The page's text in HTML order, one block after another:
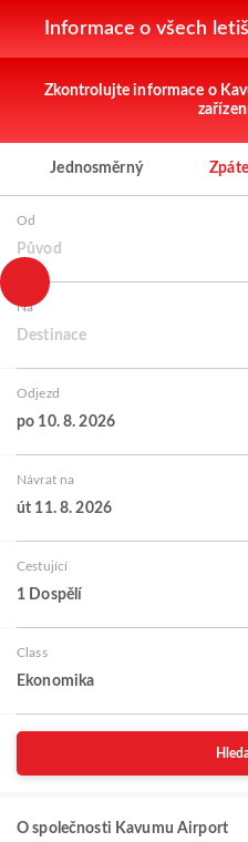
Informace o všech
Zkontrolujte informace o
Jednosměrný
Od
Původ
Na
Destinace
Odjezd
po 10. 8. 2026
Návrat na
út 11. 8. 2026
Cestující
1 Dospělí
Class
Ekonomika
O společnosti Kavumu Airport